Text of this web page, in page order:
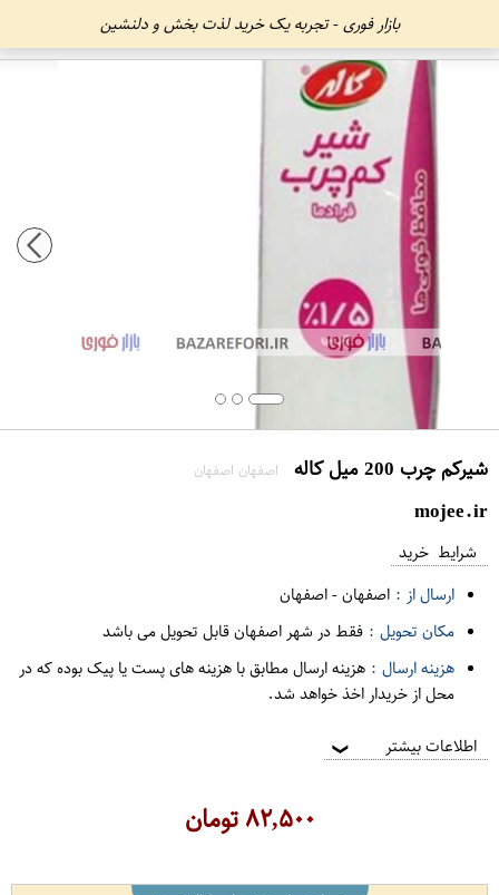
بازار فوری - تجربه یک خرید لذت بخش و دلنشین
شیرکم چرب 200 میل کاله اصفهان اصفهان
mojee.ir
شرایط خرید
ارسال از : اصفهان-اصفهان
مکان تحویل : فقط در شهر اصفهان قابل تحویل می باشد
هزینه ارسال : هزینه ارسال مطابق با هزینه های پست یا پیک بوده که در
محل از خریدار اخذ خواهد شد.
اطلاعات بیشتر ❯
۸۲,۵۰۰تومان